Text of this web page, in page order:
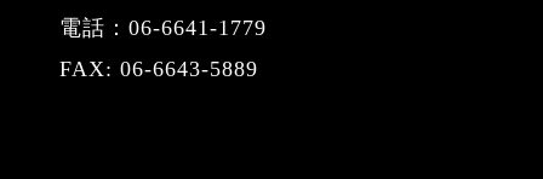
電話：06-6641-1779
FAX: 06-6643-5889